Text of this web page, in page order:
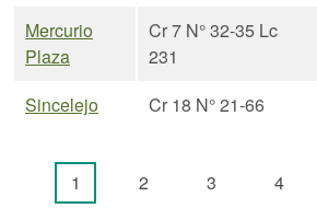
Mercurio
Plaza
Cr 7 N° 32-35 Lc
231
Sincelejo
Cr 18 N° 21-66
PaginaciónPágina actual
1 Página
2 Página
3 Página
4